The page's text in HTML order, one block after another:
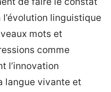
linguistique
mots et
comme
l’innovation
langue vivante et